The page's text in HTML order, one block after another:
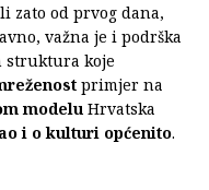
zato od prvog dana,
važna je i podrška
koje
primjer na
modelu Hrvatska
i o kulturi općenito.